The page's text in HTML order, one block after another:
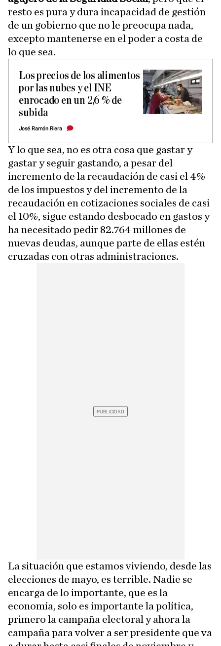
resto es pura y dura incapacidad de gestión
de un gobierno que no le preocupa nada,
excepto mantenerse en el poder a costa de
lo que sea.
Los precios de los alimentos
por las nubes y el INE
enrocado en un 2,6 % de
subida
José Ramón Riera
Y lo que sea, no es otra cosa que gastar y
gastar y seguir gastando, a pesar del
incremento de la recaudación de casi el 4%
de los impuestos y del incremento de la
recaudación en cotizaciones sociales de casi
el 10%, sigue estando desbocado en gastos y
ha necesitado pedir 82.764 millones de
nuevas deudas, aunque parte de ellas estén
cruzadas con otras administraciones.
La situación que estamos viviendo, desde las
elecciones de mayo, es terrible. Nadie se
encarga de lo importante, que es la
economía, solo es importante la política,
primero la campaña electoral y ahora la
campaña para volver a ser presidente que va